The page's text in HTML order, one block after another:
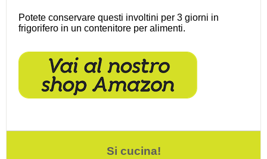
Potete conservare questi involtini per 3 giorni in
frigorifero in un contenitore per alimenti.
Si cucina!